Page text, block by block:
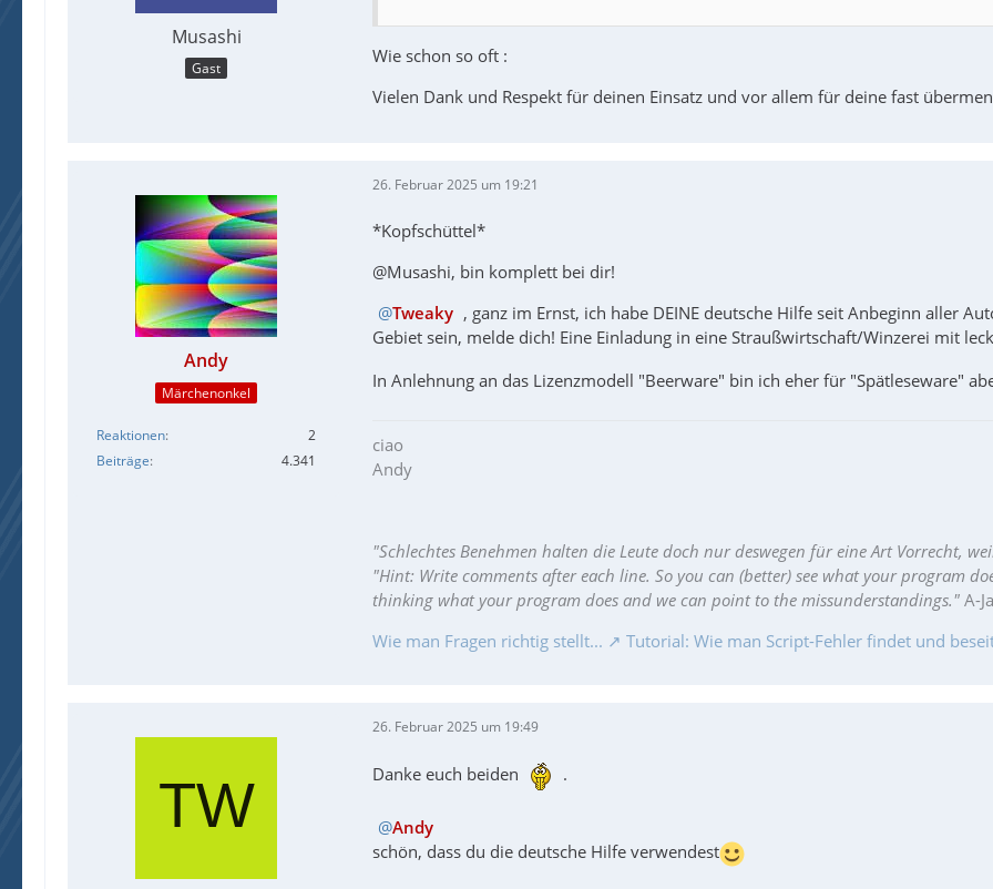
Musashi
Gast
Wie schon so oft :
Vielen Dank und Respekt für deinen Einsatz und vor allem für deine fast
Andy
Märchenonkel
Reaktionen
2
Beiträge
4.341
26. Februar 2025 um 19:21
*Kopfschüttel*
@Musashi, bin komplett bei dir!
Tweaky , ganz im Ernst, ich habe DEINE deutsche Hilfe seit Anbeginn aller
Gebiet sein, melde dich! Eine Einladung in eine Straußwirtschaft/Winzerei mit
In Anlehnung an das Lizenzmodell "Beerware" bin ich eher für "Spätleseware"
ciao
Andy
"Schlechtes Benehmen halten die Leute doch nur deswegen für eine Art Vorrecht,
"Hint: Write comments after each line. So you can (better) see what your program
thinking what your program does and we can point to the missunderstandings." A-
Wie man Fragen richtig stellt...
Tutorial: Wie man Script-Fehler findet und
26. Februar 2025 um 19:49
Danke euch beiden .
Andy
schön, dass du die deutsche Hilfe verwendest